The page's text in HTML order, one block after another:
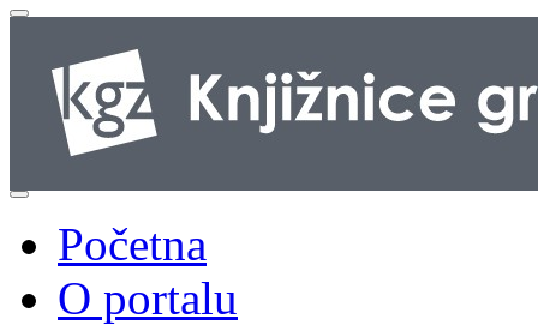
Početna
O portalu